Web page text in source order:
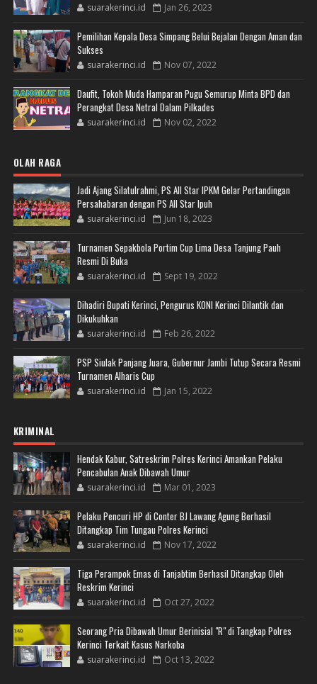
suarakerinci.id Jan 26, 2023
Pemilihan Kepala Desa Simpang Belui Bejalan Dengan Aman dan
Sukses
suarakerinci.id Nov 07, 2022
Daufit, Tokoh Muda Hamparan Pugu Semurup Minta BPD dan
Perangkat Desa Netral Dalam Pilkades
suarakerinci.id Nov 02, 2022
OLAH RAGA
Jadi Ajang Silatulrahmi, PS All Star IPKM Gelar Pertandingan
Persahabaran dengan PS All Star Ipuh
suarakerinci.id Jun 18, 2023
Turnamen Sepakbola Portim Cup Lima Desa Tanjung Pauh
Resmi Di Buka
suarakerinci.id Sept 19, 2022
Dihadiri Bupati Kerinci, Pengurus KONI Kerinci Dilantik dan
Dikukuhkan
suarakerinci.id Feb 26, 2022
PSP Siulak Panjang Juara, Gubernur Jambi Tutup Secara Resmi
Turnamen Alharis Cup
suarakerinci.id Jan 15, 2022
KRIMINAL
Hendak Kabur, Satreskrim Polres Kerinci Amankan Pelaku
Pencabulan Anak Dibawah Umur
suarakerinci.id Mar 01, 2023
Pelaku Pencuri HP di Conter BJ Lawang Agung Berhasil
Ditangkap Tim Tungau Polres Kerinci
suarakerinci.id Nov 17, 2022
Tiga Perampok Emas di Tanjabtim Berhasil Ditangkap Oleh
Reskrim Kerinci
suarakerinci.id Oct 27, 2022
Seorang Pria Dibawah Umur Berinisial "R" di Tangkap Polres
Kerinci Terkait Kasus Narkoba
suarakerinci.id Oct 13, 2022